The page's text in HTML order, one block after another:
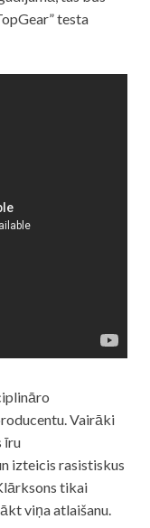
testa
Vairāki
īru
izteicis rasistiskus
tikai
viņa atlaišanu.